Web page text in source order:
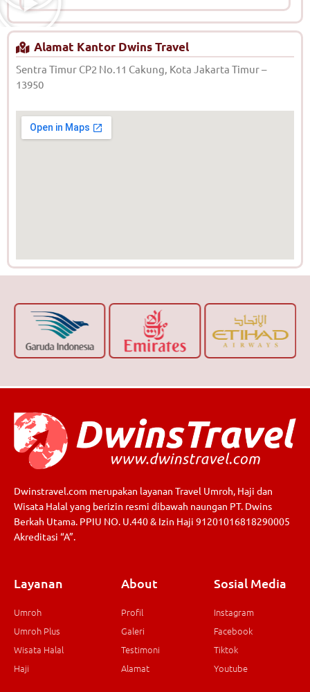
Alamat Kantor Dwins Travel
Sentra Timur CP2 No.11 Cakung, Kota Jakarta Timur –
13950
Dwinstravel.com merupakan layanan Travel Umroh, Haji dan
Wisata Halal yang berizin resmi dibawah naungan PT. Dwins
Berkah Utama. PPIU NO. U.440 & Izin Haji 91201016818290005
Akreditasi “A”.
Layanan
Umroh
Umroh Plus
Wisata Halal
Haji
About
Profil
Galeri
Testimoni
Alamat
Sosial Media
Instagram
Facebook
Tiktok
Youtube